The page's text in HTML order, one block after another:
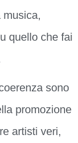
musica,
quello che fai
sono
promozione
artisti veri,